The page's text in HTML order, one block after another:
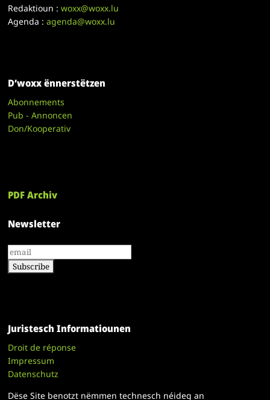
Redaktioun :woxx@woxx.lu
Agenda :agenda@woxx.lu
D’woxx ënnerstëtzen
Abonnements
Pub - Annoncen
Don/Kooperativ
PDF Archiv
Newsletter
Juristesch Informatiounen
Droit de réponse
Impressum
Datenschutz
Dëse Site benotzt nëmmen technesch néideg an